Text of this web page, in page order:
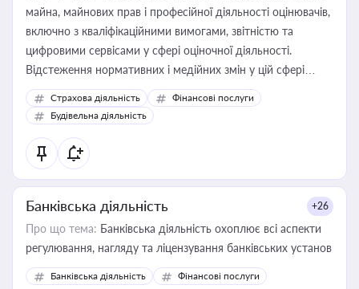
майна, майнових прав і професійної діяльності оцінювачів,
включно з кваліфікаційними вимогами, звітністю та
цифровими сервісами у сфері оціночної діяльності.
Відстеження нормативних і медійних змін у цій сфері
корисне для власника бізнесу, керівника, юриста або
бухгалтера під час оподаткування, приватизації, оренди
державного майна, корпоративних угод і перевірки
статусу суб'єктів оціночної діяльності
Страхова діяльність
Фінансові послуги
Будівельна діяльність
Банківська діяльність +26
Про що тема: Банківська діяльність охоплює всі аспекти
регулювання, нагляду та ліцензування банківських установ
Банківська діяльність Фінансові послуги